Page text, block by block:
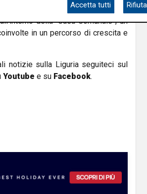
costituisce un passo decisivo
della “Casa Comunale”, un
in un percorso di crescita e
notizie sulla Liguria seguiteci sul
Youtube e su Facebook.
Accetta tutti